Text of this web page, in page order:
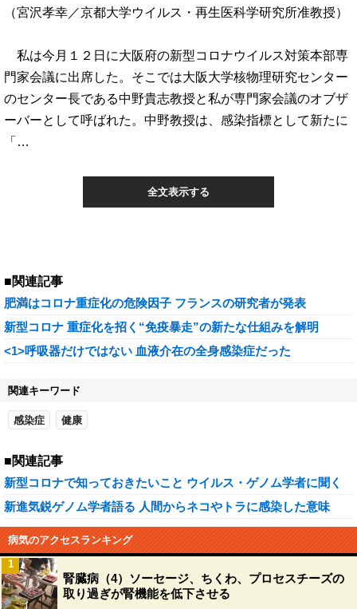
（宮沢孝幸／京都大学ウイルス・再生医科学研究所准教授）
私は今月１２日に大阪府の新型コロナウイルス対策本部専
門家会議に出席した。そこでは大阪大学核物理研究センター
のセンター長である中野貴志教授と私が専門家会議のオブザ
ーバーとして呼ばれた。中野教授は、感染指標として新たに
「…
全文表示する
■関連記事
肥満はコロナ重症化の危険因子 フランスの研究者が発表
新型コロナ 重症化を招く“免疫暴走”の新たな仕組みを解明
<1>呼吸器だけではない 血液介在の全身感染症だった
関連キーワード
感染症 健康
■関連記事
新型コロナで知っておきたいこと ウイルス・ゲノム学者に聞く
新進気鋭ゲノム学者語る 人間からネコやトラに感染した意味
病気のアクセスランキング
腎臓病（4）ソーセージ、ちくわ、プロセスチーズの
取り過ぎが腎機能を低下させる
1